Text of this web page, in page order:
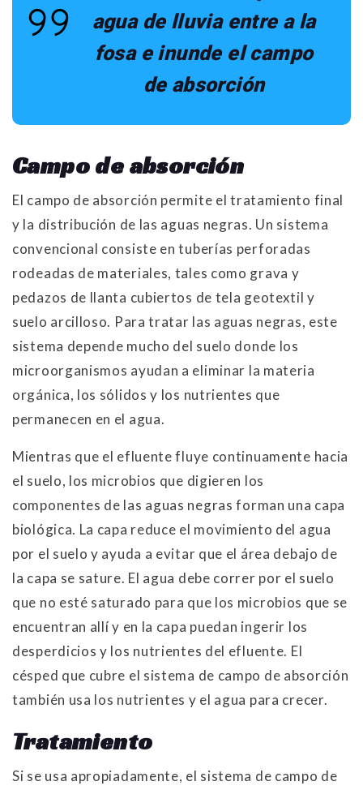
agua de lluvia entre a la
fosa e inunde el campo
de absorción
Campo de absorción
El campo de absorción permite el tratamiento final
y la distribución de las aguas negras. Un sistema
convencional consiste en tuberías perforadas
rodeadas de materiales, tales como grava y
pedazos de llanta cubiertos de tela geotextil y
suelo arcilloso. Para tratar las aguas negras, este
sistema depende mucho del suelo donde los
microorganismos ayudan a eliminar la materia
orgánica, los sólidos y los nutrientes que
permanecen en el agua.
Mientras que el efluente fluye continuamente hacia
el suelo, los microbios que digieren los
componentes de las aguas negras forman una capa
biológica. La capa reduce el movimiento del agua
por el suelo y ayuda a evitar que el área debajo de
la capa se sature. El agua debe correr por el suelo
que no esté saturado para que los microbios que se
encuentran allí y en la capa puedan ingerir los
desperdicios y los nutrientes del efluente. El
césped que cubre el sistema de campo de absorción
también usa los nutrientes y el agua para crecer.
Tratamiento
Si se usa apropiadamente, el sistema de campo de